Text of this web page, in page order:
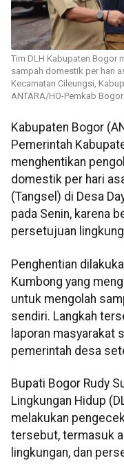
Tim DLH Kabupaten Bogor
sampah domestik per hari
Kecamatan Cileungsi,
ANTARA/HO-Pemkab Bogor
Kabupaten Bogor
Pemerintah
menghentikan
domestik per hari
(Tangsel) di Desa
pada Senin, karena
persetujuan
Penghentian
Kumbong yang
untuk mengolah
sendiri. Langkah
laporan masyarakat
pemerintah desa
Bupati Bogor Rudy
Lingkungan Hidup
melakukan
tersebut, termasuk
lingkungan, dan